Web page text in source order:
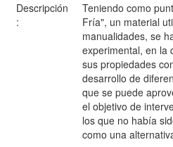
Descripción
:
Teniendo como
Fría", un material
manualidades, se
experimental, en la
sus propiedades
desarrollo de
que se puede
el objetivo de
los que no había
como una